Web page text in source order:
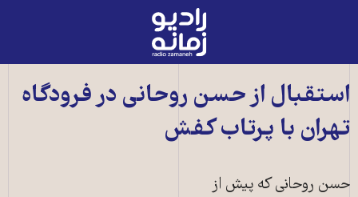
رادیو
زمانه
صفحه
اصلی
استقبال از حسن روحانی در فرودگاه
تهران با پرتاب کفش
حسن روحانی که پيش از